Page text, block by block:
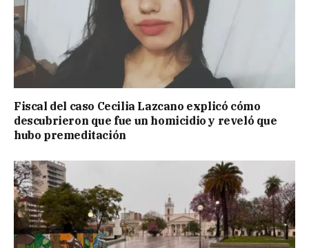
Fiscal del caso Cecilia Lazcano explicó cómo
descubrieron que fue un homicidio y reveló que
hubo premeditación